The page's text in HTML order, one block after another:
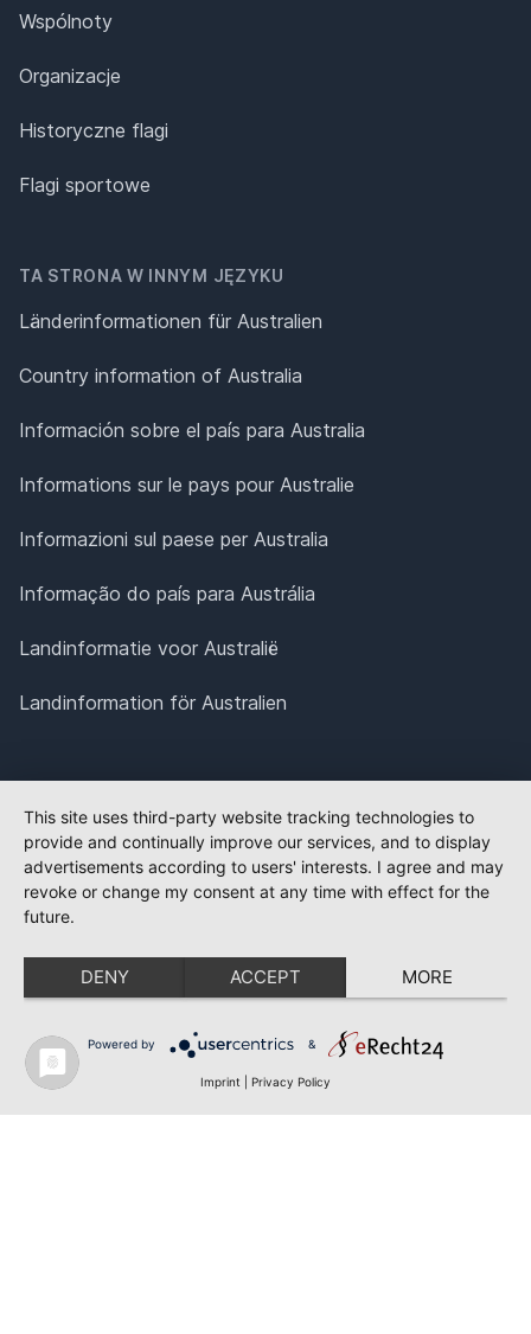
Wspólnoty
Organizacje
Historyczne flagi
Flagi sportowe
TA STRONA W INNYM JĘZYKU
Länderinformationen für Australien
Country information of Australia
Información sobre el país para Australia
Informations sur le pays pour Australie
Informazioni sul paese per Australia
Informação do país para Austrália
Landinformatie voor Australië
Landinformation för Australien
This site uses third-party website tracking technologies to
provide and continually improve our services, and to display
advertisements according to users' interests. I agree and may
revoke or change my consent at any time with effect for the
future.
DENY ACCEPT MORE
Powered by &
Imprint Privacy Policy